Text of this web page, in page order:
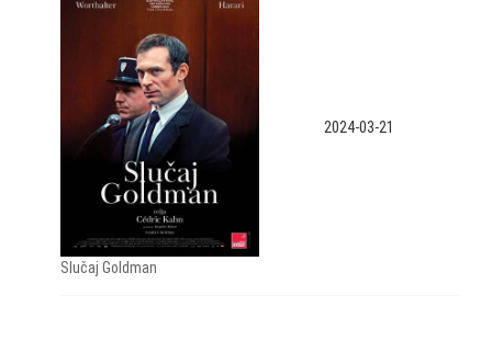
Slučaj Goldman
2024-03-21